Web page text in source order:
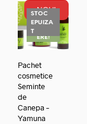
NOU!
STOC
EPUIZA
TREDUC
ERE!
Pachet
cosmetice
Seminte
de
Canepa –
Yamuna